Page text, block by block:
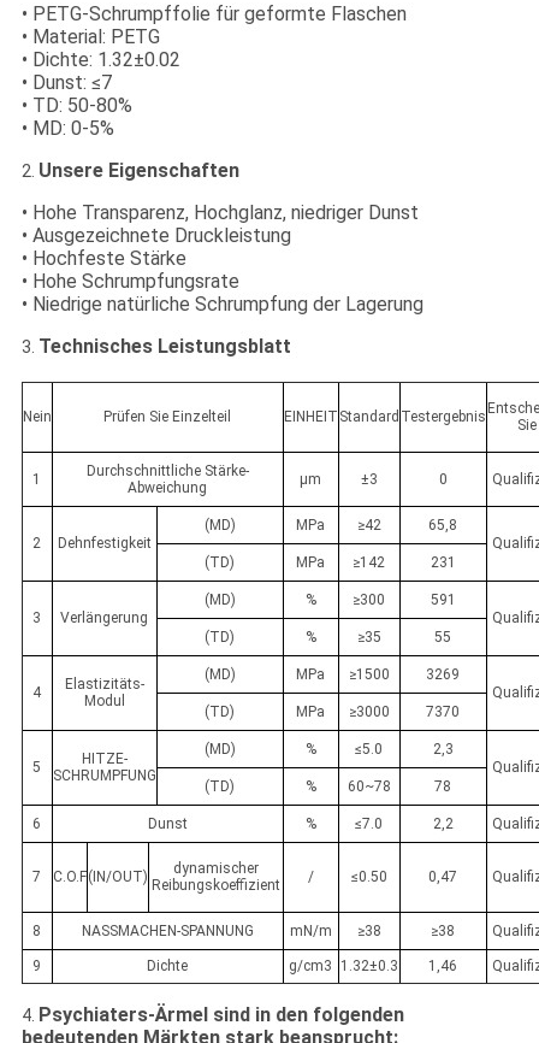
• PETG-Schrumpffolie für geformte Flaschen
• Material: PETG
• Dichte: 1.32±0.02
• Dunst: ≤7
• TD: 50-80%
• MD: 0-5%
2. Unsere Eigenschaften
• Hohe Transparenz, Hochglanz, niedriger Dunst
• Ausgezeichnete Druckleistung
• Hochfeste Stärke
• Hohe Schrumpfungsrate
• Niedrige natürliche Schrumpfung der Lagerung
3. Technisches Leistungsblatt
Nein Prüfen Sie Einzelteil EINHEIT Standard Testergebnis
Sie
1
Durchschnittliche Stärke-
Abweichung
μm ±3 0
2 Dehnfestigkeit
(MD) MPa ≥42
65,8
(TD)
MPa ≥142 231
3 Verlängerung
(MD) % ≥300
591
(TD)
% ≥35 55
4
Elastizitäts-
Modul
(MD) MPa ≥1500
3269
(TD)
MPa ≥3000 7370
5
HITZE-
SCHRUMPFUNG
(MD) % ≤5.0
2,3
(TD)
% 60~78 78
6 Dunst % ≤7.0 2,2
7 C.O.F(IN/OUT)
dynamischer
Reibungskoeffizient
/ ≤0.50 0,47
8 NASSMACHEN-SPANNUNG mN/m ≥38 ≥38
9 Dichte g/cm3 1.32±0.3 1,46
4. Psychiaters-Ärmel sind in den folgenden
bedeutenden Märkten stark beansprucht: